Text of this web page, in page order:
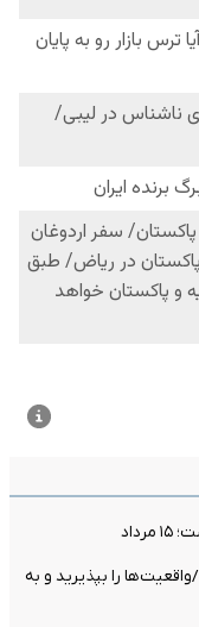
را بپذیرید و به